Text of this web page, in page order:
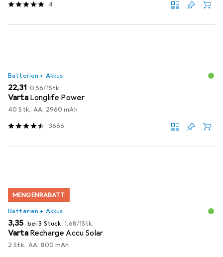
4
Batterien + Akkus
EUR
22,31 EUR
0,56/1Stk.
Varta Longlife Power
40 Stk., AA, 2960 mAh
3666
MENGENRABATT
Batterien + Akkus
EUR
3,35 bei 3 Stück EUR
1,68/1Stk.
Varta Recharge Accu Solar
2 Stk., AA, 800 mAh